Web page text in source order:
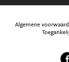
Algemene